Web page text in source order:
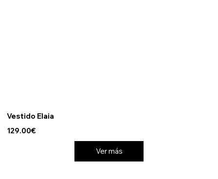
Vestido Elaia
129.00€
Ver más